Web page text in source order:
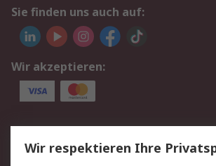
Sie finden uns auch auf:
Wir akzeptieren:
Service
Value Added Services
Wir respektieren Ihre